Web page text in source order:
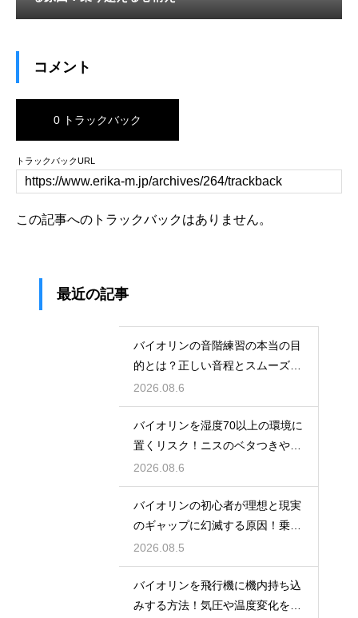
コメント
0 トラックバック
トラックバックURL
この記事へのトラックバックはありません。
最近の記事
バイオリンの音階練習の本当の目
的とは？正しい音程とスムーズな
運指を身につける
2026.08.6
バイオリンを湿度70以上の環境に
置くリスク！ニスのベタつきやカ
ビを防ぐ対策
2026.08.6
バイオリンの初心者が理想と現実
のギャップに幻滅する原因！乗り
越える心構え
2026.08.5
バイオリンを飛行機に機内持ち込
みする方法！気圧や温度変化を防